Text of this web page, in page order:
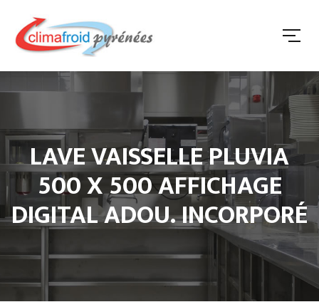
LAVE VAISSELLE PLUVIA
500 X 500 AFFICHAGE
DIGITAL ADOU. INCORPORÉ